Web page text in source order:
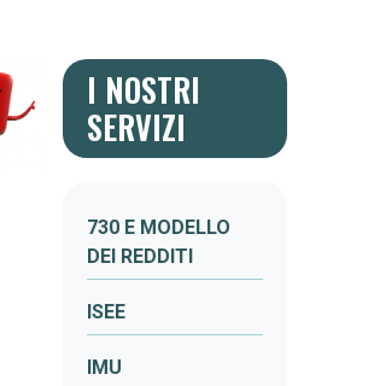
I NOSTRI
SERVIZI
730 E MODELLO
DEI REDDITI
ISEE
IMU